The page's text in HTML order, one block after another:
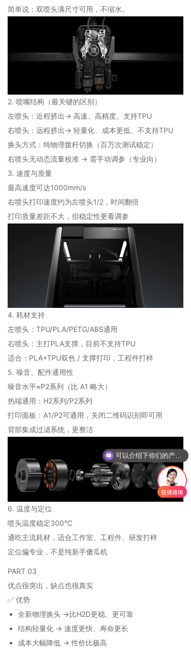
简单说：双喷头满尺寸可用，不缩水。
2. 喷嘴结构（最关键的区别）
左喷头：近程挤出→ 高速、高精度、支持TPU
右喷头：远程挤出→ 轻量化、成本更低、不支持TPU
换头方式：纯物理拨杆切换（百万次测试稳定）
右喷头无动态流量校准 → 需手动调参（专业向）
3. 速度与质量
最高速度可达1000mm/s
右喷头打印速度约为左喷头1/2，时间翻倍
打印质量差距不大，但稳定性更看调参
4. 耗材支持
左喷头：TPU/PLA/PETG/ABS通用
右喷头：主打PLA支撑，目前不支持TPU
适合：PLA+TPU双色 / 支撑打印，工程件打样
5. 噪音、配件通用性
噪音水平≈P2系列（比 A1 略大）
热端通用：H2系列/P2系列
打印面板：A1/P2可通用，关闭二维码识别即可用
背部集成过滤系统，更整洁
6. 温度与定位
喷头温度稳定300℃
通吃主流耗材，适合工作室、工程件、研发打样
定位偏专业，不是纯新手傻瓜机
PART 03
优点很突出，缺点也很真实
✅ 优势
全新物理换头 →比H2D更稳、更可靠
结构轻量化 → 速度更快、寿命更长
成本大幅降低 → 性价比极高
你们是怎么收费的呢